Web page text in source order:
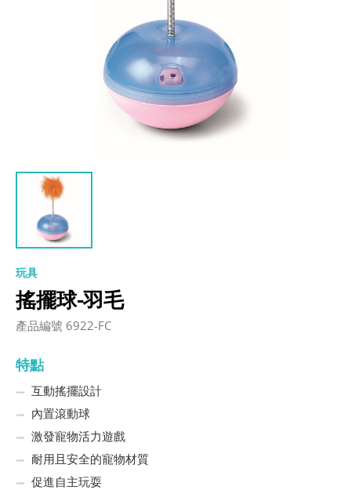
玩具
搖擺球-羽毛
產品編號 6922-FC
特點
互動搖擺設計
內置滾動球
激發寵物活力遊戲
耐用且安全的寵物材質
促進自主玩耍